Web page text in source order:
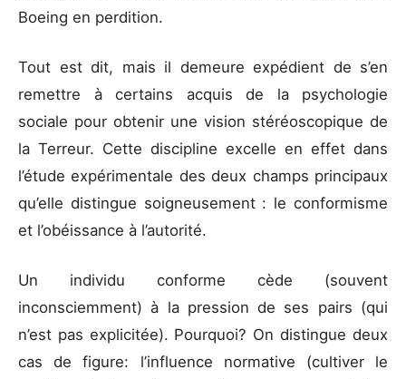
Boeing en perdition.
Tout est dit, mais il demeure expédient de s’en
remettre à certains acquis de la psychologie
sociale pour obtenir une vision stéréoscopique de
la Terreur. Cette discipline excelle en effet dans
l’étude expérimentale des deux champs principaux
qu’elle distingue soigneusement : le conformisme
et l’obéissance à l’autorité.
Un individu conforme cède (souvent
inconsciemment) à la pression de ses pairs (qui
n’est pas explicitée). Pourquoi? On distingue deux
cas de figure: l’influence normative (cultiver le